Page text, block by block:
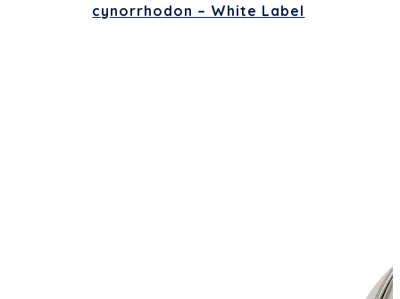
cynorrhodon – White Label